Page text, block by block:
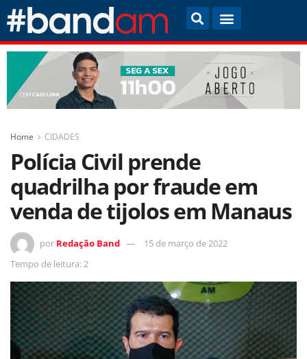
Home CIDADES
Polícia Civil prende
quadrilha por fraude em
venda de tijolos em Manaus
por Redação Band
15 de março de 2022
Tempo de leitura: 2